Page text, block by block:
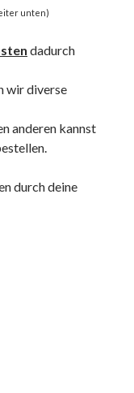
unten)
dadurch
wir diverse
anderen kannst
durch deine